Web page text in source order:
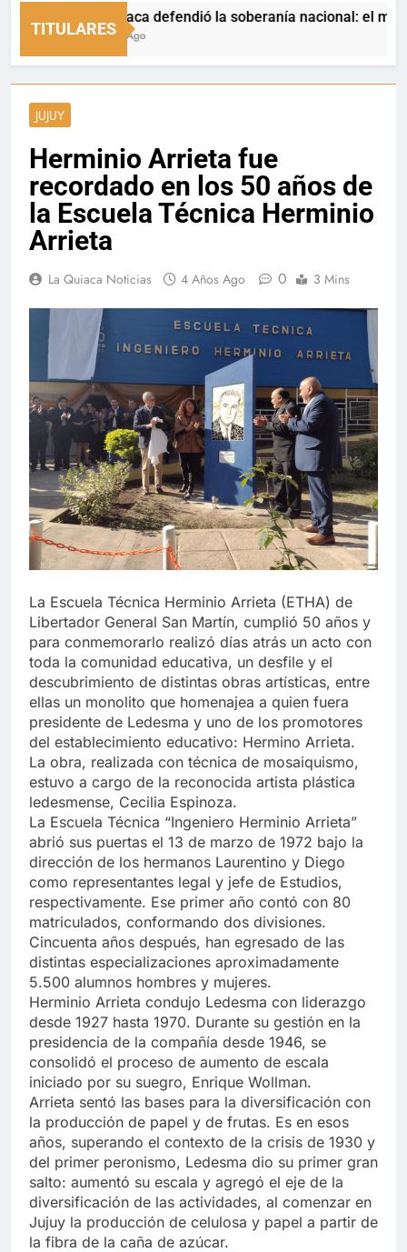
TITULARES
La Quiaca defendió la soberanía nacional: el
6 Horas Ago
JUJUY
Herminio Arrieta fue
recordado en los 50 años de
la Escuela Técnica Herminio
Arrieta
La Quiaca Noticias 4 Años Ago 0 3 Mins
La Escuela Técnica Herminio Arrieta (ETHA) de
Libertador General San Martín, cumplió 50 años y
para conmemorarlo realizó días atrás un acto con
toda la comunidad educativa, un desfile y el
descubrimiento de distintas obras artísticas, entre
ellas un monolito que homenajea a quien fuera
presidente de Ledesma y uno de los promotores
del establecimiento educativo: Hermino Arrieta.
La obra, realizada con técnica de mosaiquismo,
estuvo a cargo de la reconocida artista plástica
ledesmense, Cecilia Espinoza.
La Escuela Técnica “Ingeniero Herminio Arrieta”
abrió sus puertas el 13 de marzo de 1972 bajo la
dirección de los hermanos Laurentino y Diego
como representantes legal y jefe de Estudios,
respectivamente. Ese primer año contó con 80
matriculados, conformando dos divisiones.
Cincuenta años después, han egresado de las
distintas especializaciones aproximadamente
5.500 alumnos hombres y mujeres.
Herminio Arrieta condujo Ledesma con liderazgo
desde 1927 hasta 1970. Durante su gestión en la
presidencia de la compañía desde 1946, se
consolidó el proceso de aumento de escala
iniciado por su suegro, Enrique Wollman.
Arrieta sentó las bases para la diversificación con
la producción de papel y de frutas. Es en esos
años, superando el contexto de la crisis de 1930 y
del primer peronismo, Ledesma dio su primer gran
salto: aumentó su escala y agregó el eje de la
diversificación de las actividades, al comenzar en
Jujuy la producción de celulosa y papel a partir de
la fibra de la caña de azúcar.